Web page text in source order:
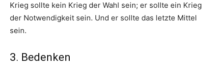
Krieg sollte kein Krieg der Wahl sein; er sollte ein Krieg
der Notwendigkeit sein. Und er sollte das letzte Mittel
sein.
3. Bedenken